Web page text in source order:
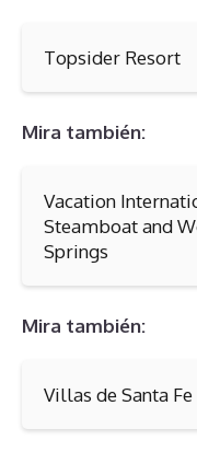
Topsider Resort
Mira también:
Vacation
Steamboat and
Springs
Mira también:
Villas de Santa Fe